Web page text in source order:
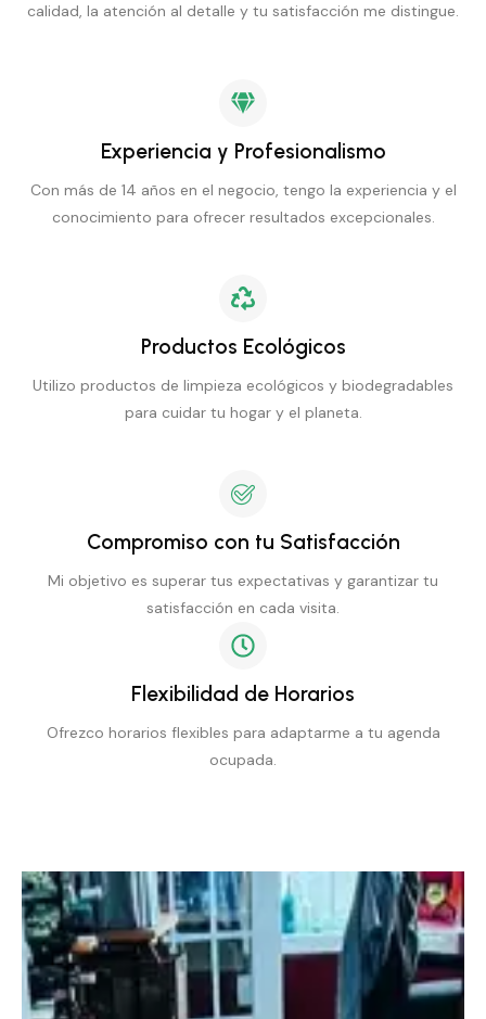
calidad, la atención al detalle y tu satisfacción me distingue.
Experiencia y Profesionalismo
Con más de 14 años en el negocio, tengo la experiencia y el
conocimiento para ofrecer resultados excepcionales.
Productos Ecológicos
Utilizo productos de limpieza ecológicos y biodegradables
para cuidar tu hogar y el planeta.
Compromiso con tu Satisfacción
Mi objetivo es superar tus expectativas y garantizar tu
satisfacción en cada visita.
Flexibilidad de Horarios
Ofrezco horarios flexibles para adaptarme a tu agenda
ocupada.